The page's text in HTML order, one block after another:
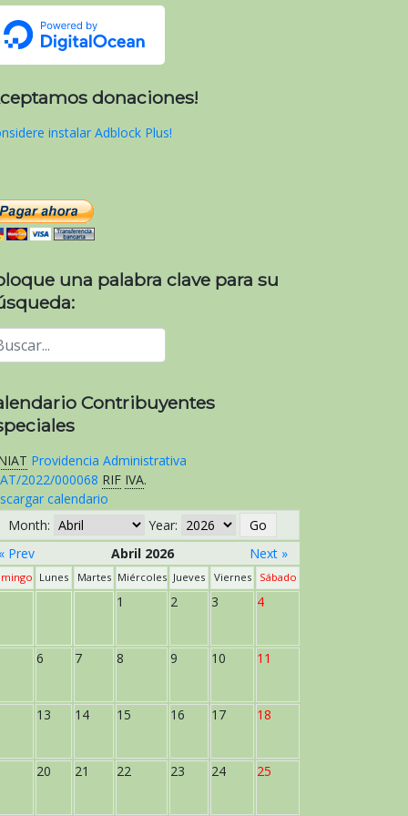
donaciones!
instalar Adblock Plus!
una palabra clave para su
Contribuyentes
Providencia Administrativa
2022/000068 RIF IVA.
calendario
Month:
Year:
« Prev
Abril 2026 Next »
Lunes Martes Miércoles Jueves Viernes Sábado
1 2 3 4
6 7 8 9 10 11
13 14 15 16 17 18
20 21 22 23 24 25